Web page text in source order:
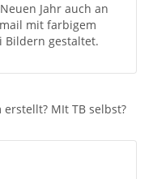
Jahr auch an
mit farbigem
Bildern gestaltet.
MIt TB selbst?